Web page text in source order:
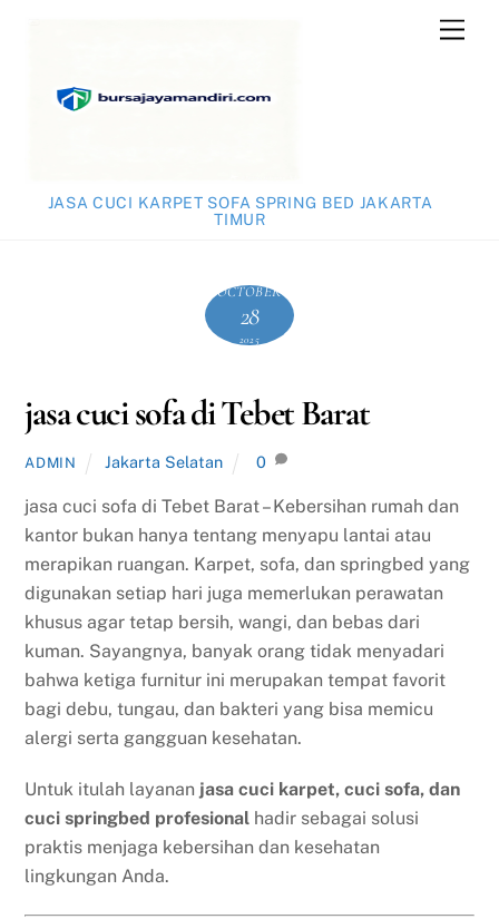
JASA CUCI KARPET SOFA SPRING BED JAKARTA
TIMUR
OCTOBER
28
2025
jasa cuci sofa di Tebet Barat
ADMIN Jakarta Selatan 0
jasa cuci sofa di Tebet Barat – Kebersihan rumah dan
kantor bukan hanya tentang menyapu lantai atau
merapikan ruangan. Karpet, sofa, dan springbed yang
digunakan setiap hari juga memerlukan perawatan
khusus agar tetap bersih, wangi, dan bebas dari
kuman. Sayangnya, banyak orang tidak menyadari
bahwa ketiga furnitur ini merupakan tempat favorit
bagi debu, tungau, dan bakteri yang bisa memicu
alergi serta gangguan kesehatan.
Untuk itulah layanan jasa cuci karpet, cuci sofa, dan
cuci springbed profesional hadir sebagai solusi
praktis menjaga kebersihan dan kesehatan
lingkungan Anda.